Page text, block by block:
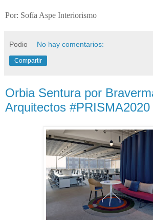
Por: Sofía Aspe Interiorismo
Podio No hay comentarios:
Compartir
Orbia Sentura por
Arquitectos #PRISMA2020